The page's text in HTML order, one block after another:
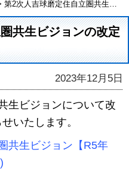
2次人吉球磨定住自立圏共生ビジョンの改定について
共生ビジョンの改定
2023年12月5日
生ビジョンについて改
いたします。
共生ビジョン【R5年